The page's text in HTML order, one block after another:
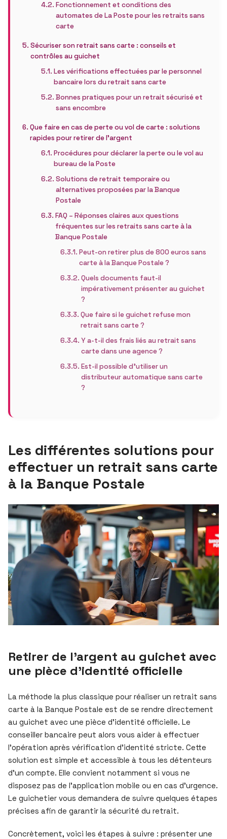
Fonctionnement et conditions des
automates de La Poste pour les retraits sans
carte
Sécuriser son retrait sans carte : conseils et
contrôles au guichet
Les vérifications effectuées par le personnel
bancaire lors du retrait sans carte
Bonnes pratiques pour un retrait sécurisé et
sans encombre
Que faire en cas de perte ou vol de carte : solutions
rapides pour retirer de l’argent
Procédures pour déclarer la perte ou le vol au
bureau de la Poste
Solutions de retrait temporaire ou
alternatives proposées par la Banque
Postale
FAQ – Réponses claires aux questions
fréquentes sur les retraits sans carte à la
Banque Postale
Peut-on retirer plus de 800 euros sans
carte à la Banque Postale ?
Quels documents faut-il
impérativement présenter au guichet
?
Que faire si le guichet refuse mon
retrait sans carte ?
Y a-t-il des frais liés au retrait sans
carte dans une agence ?
Est-il possible d’utiliser un
distributeur automatique sans carte
?
Les différentes solutions pour
effectuer un retrait sans carte
à la Banque Postale
Retirer de l’argent au guichet avec
une pièce d’identité officielle
La méthode la plus classique pour réaliser un retrait sans
carte à la Banque Postale est de se rendre directement
au guichet avec une pièce d’identité officielle. Le
conseiller bancaire peut alors vous aider à effectuer
l’opération après vérification d’identité stricte. Cette
solution est simple et accessible à tous les détenteurs
d’un compte. Elle convient notamment si vous ne
disposez pas de l’application mobile ou en cas d’urgence.
Le guichetier vous demandera de suivre quelques étapes
précises afin de garantir la sécurité du retrait.
Concrètement, voici les étapes à suivre : présenter une